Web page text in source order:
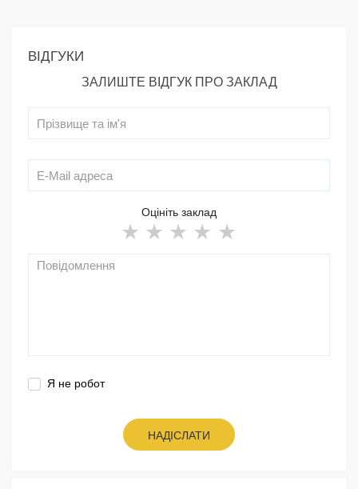
ВІДГУКИ
ЗАЛИШТЕ ВІДГУК ПРО ЗАКЛАД
Оцініть заклад
Я не робот
НАДІСЛАТИ